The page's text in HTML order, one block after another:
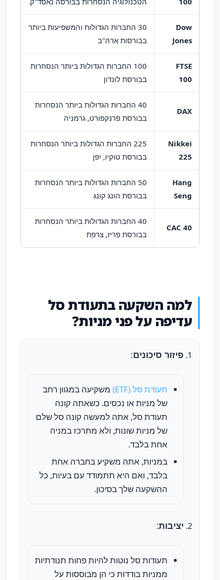
Dow
Jones
30 החברות הגדולות והמשפיעות ביותר
בבורסות ארה"ב
FTSE
100
100 החברות הגדולות ביותר הנסחרות
בבורסת לונדון
DAX
40 החברות הגדולות ביותר הנסחרות
בבורסת פרנקפורט, גרמניה
Nikkei
225
225 החברות הגדולות ביותר הנסחרות
בבורסת טוקיו, יפן
Hang
Seng
50 החברות הגדולות ביותר הנסחרות
בבורסת הונג קונג
CAC 40
40 החברות הגדולות ביותר הנסחרות
בבורסת פריז, צרפת
למה השקעה בתעודת סל
עדיפה על פני מניות?
פיזור סיכונים:
תעודת סל (ETF)
משקיעה במגוון רחב
של מניות או נכסים. כשאתה קונה
תעודת סל, אתה למעשה קונה סל שלם
של מניות שונות, ולא מתרכז במניה
אחת בלבד.
במניות, אתה משקיע בחברה אחת
בלבד, ואם היא תתמודד עם בעיות, כל
ההשקעה שלך בסיכון.
יציבות:
תעודות סל נוטות להיות פחות תנודתיות
ממניות בודדות כי הן מבוססות על